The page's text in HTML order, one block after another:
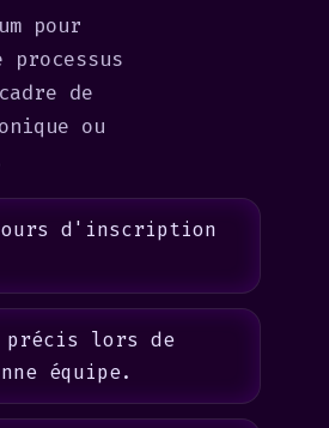
pour
de
ou
d'inscription
lors de
équipe.